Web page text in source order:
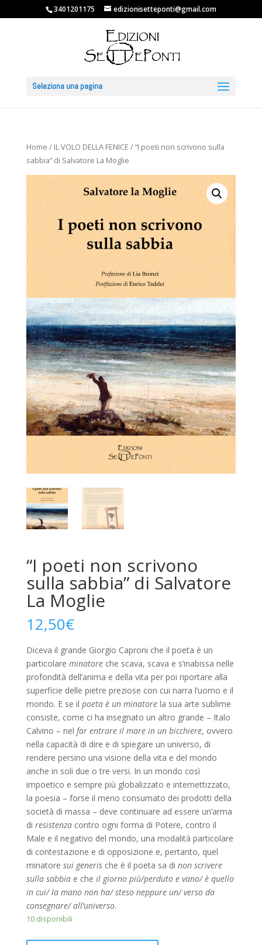
3401201175 edizionisetteponti@gmail.com
Seleziona una pagina
Home / IL VOLO DELLA FENICE / “I poeti non scrivono sulla
sabbia” di Salvatore La Moglie
“I poeti non scrivono
sulla sabbia” di Salvatore
La Moglie
12,50€
Diceva il grande Giorgio Caproni che il poeta è un
particolare minatoreche scava, scava e s’inabissa nelle
profondità dell’anima e della vita per poi riportare alla
superficie delle pietre preziose con cui narra l’uomo e il
mondo. E se il poeta è un minatorela sua arte sublime
consiste, come ci ha insegnato un altro grande – Italo
Calvino – nel far entrare il mare in un bicchiere, ovvero
nella capacità di dire e di spiegare un universo, di
rendere persino una visione della vita e del mondo
anche in soli due o tre versi. In un mondo così
impoetico e sempre più globalizzato e internettizzato,
la poesia – forse il meno consumato dei prodotti della
società di massa – deve continuare ad essere un’arma
di resistenzacontro ogni forma di Potere, contro il
Male e il negativo del mondo, una modalità particolare
di contestazione e di opposizione e, pertanto, quel
minatore sui generische è il poeta sa di non scrivere
sulla sabbiae che il giorno più/perduto e vano/ è quello
in cui/ la mano non ha/ steso neppure un/ verso da
consegnare/ all’universo.
10 disponibili